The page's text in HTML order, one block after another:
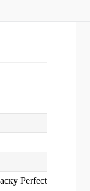
Perfect